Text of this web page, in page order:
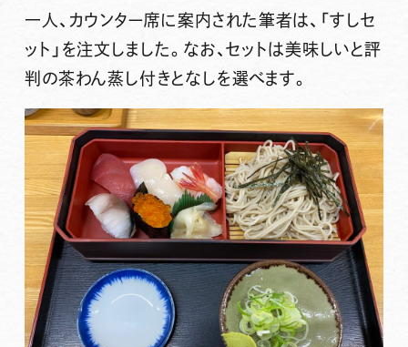
一人、カウンター席に案内された筆者は、 「すしセ
ット」 を注文しました。なお、セットは美味しいと評
判の茶わん蒸し付きとなしを選べます。